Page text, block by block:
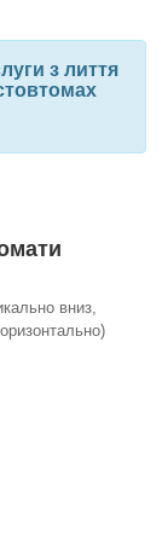
з лиття
вниз,